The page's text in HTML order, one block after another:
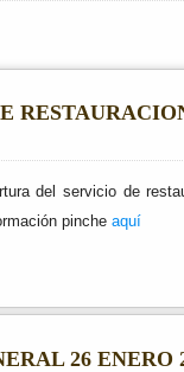
del servicio de
pinche aquí
26 ENERO